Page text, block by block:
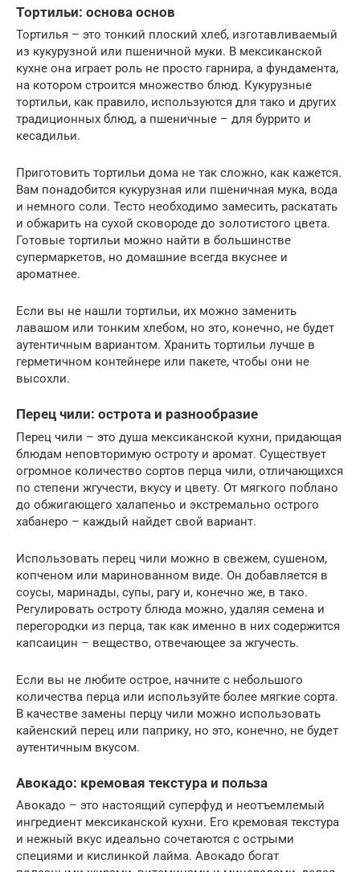
Тортильи: основа основ
Тортилья – это тонкий плоский хлеб, изготавливаемый
из кукурузной или пшеничной муки. В мексиканской
кухне она играет роль не просто гарнира, а фундамента,
на котором строится множество блюд. Кукурузные
тортильи, как правило, используются для тако и других
традиционных блюд, а пшеничные – для буррито и
кесадильи.
Приготовить тортильи дома не так сложно, как кажется.
Вам понадобится кукурузная или пшеничная мука, вода
и немного соли. Тесто необходимо замесить, раскатать
и обжарить на сухой сковороде до золотистого цвета.
Готовые тортильи можно найти в большинстве
супермаркетов, но домашние всегда вкуснее и
ароматнее.
Если вы не нашли тортильи, их можно заменить
лавашом или тонким хлебом, но это, конечно, не будет
аутентичным вариантом. Хранить тортильи лучше в
герметичном контейнере или пакете, чтобы они не
высохли.
Перец чили: острота и разнообразие
Перец чили – это душа мексиканской кухни, придающая
блюдам неповторимую остроту и аромат. Существует
огромное количество сортов перца чили, отличающихся
по степени жгучести, вкусу и цвету. От мягкого поблано
до обжигающего халапеньо и экстремально острого
хабанеро – каждый найдет свой вариант.
Использовать перец чили можно в свежем, сушеном,
копченом или маринованном виде. Он добавляется в
соусы, маринады, супы, рагу и, конечно же, в тако.
Регулировать остроту блюда можно, удаляя семена и
перегородки из перца, так как именно в них содержится
капсаицин – вещество, отвечающее за жгучесть.
Если вы не любите острое, начните с небольшого
количества перца или используйте более мягкие сорта.
В качестве замены перцу чили можно использовать
кайенский перец или паприку, но это, конечно, не будет
аутентичным вкусом.
Авокадо: кремовая текстура и польза
Авокадо – это настоящий суперфуд и неотъемлемый
ингредиент мексиканской кухни. Его кремовая текстура
и нежный вкус идеально сочетаются с острыми
специями и кислинкой лайма. Авокадо богат